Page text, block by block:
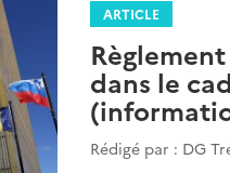
ARTICLE
dans le
Rédigé par : DG